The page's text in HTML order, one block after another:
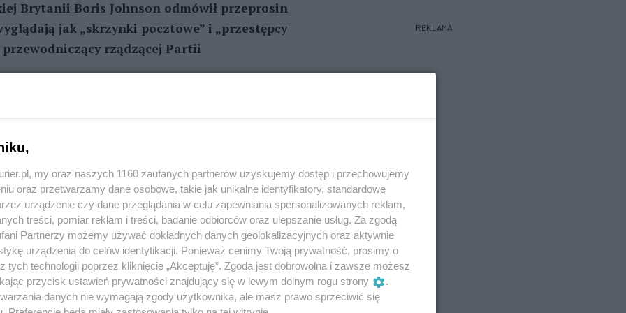
Brytanii Boris Johnson odmówił przeprosin
jak „skrzynki pocztowe” i „przestępcy
przewodniczący rządzącej Partii
z agencją Press Association, że krytyka
była „atakiem’’ na jego poglądy. Dodało, że
debaty na poważne tematy”.
występować w obronie liberalnych wartości, to
– dodał rozmówca agencji.
Johnsona dla dziennika „The Telegraph”.
noszenia burki.
REKLAMA
my oraz naszych 1160 zaufanych partnerów uzyskujemy dostęp i przechowujemy
oraz przetwarzamy dane osobowe, takie jak unikalne identyfikatory, standardowe
urządzenie czy dane przeglądania w celu zapewniania spersonalizowanych reklam,
treści, pomiar reklam i treści, badanie odbiorców oraz ulepszanie usług. Za zgodą
Partnerzy możemy używać dokładnych danych geolokalizacyjnych oraz aktywnie
urządzenia do celów identyfikacji. Ponieważ cenimy Twoją prywatność, prosimy o
tych technologii poprzez kliknięcie „Akceptuję”. Zgoda jest dobrowolna i zawsze możesz
przycisk ustawień prywatności znajdujący się w lewym dolnym rogu strony
.
danych nie wymagają zgody użytkownika, ale masz prawo sprzeciwić się